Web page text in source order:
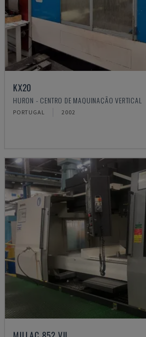
KX20
HURON - CENTRO DE MAQUINAÇÃO VERTICAL
PORTUGAL 2002